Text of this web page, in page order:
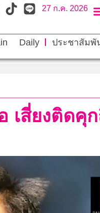
27 ก.ค. 2026
Daily ประชาสัมพั
เสี่ยงติดคุ